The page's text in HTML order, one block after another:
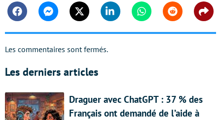
FacebookMessengerTwitter Linkedin WhatsappReddit
Les commentaires sont fermés.
Les derniers articles
Draguer avec ChatGPT : 37 % des
Français ont demandé de l’aide à